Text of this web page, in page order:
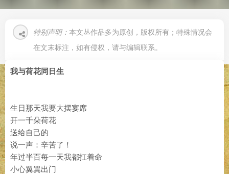
特别声明： 本文丛作品多为原创，版权所有；特殊情况会
在文末标注，如有侵权，请与编辑联系。
我与荷花同日生
生日那天我要大摆宴席
开一千朵荷花
送给自己的
说一声：辛苦了！
年过半百每一天我都扛着命
小心翼翼出门